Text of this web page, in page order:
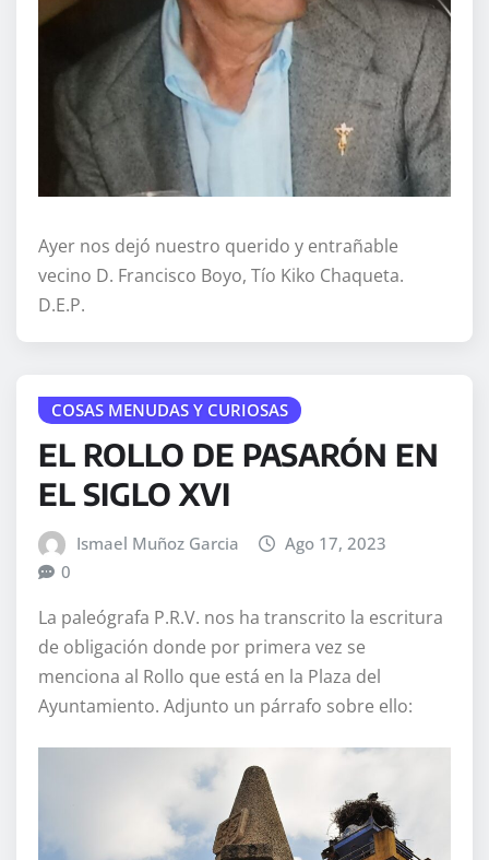
Ayer nos dejó nuestro querido y entrañable
vecino D. Francisco Boyo, Tío Kiko Chaqueta.
D.E.P.
COSAS MENUDAS Y CURIOSAS
EL ROLLO DE PASARÓN EN
EL SIGLO XVI
Ismael Muñoz Garcia
Ago 17, 2023
0
La paleógrafa P.R.V. nos ha transcrito la escritura
de obligación donde por primera vez se
menciona al Rollo que está en la Plaza del
Ayuntamiento. Adjunto un párrafo sobre ello: